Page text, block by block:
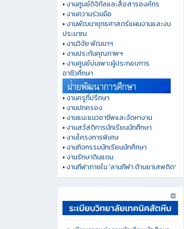
• งานศูนย์ดิจิทัลและสื่อสารองค์กร
• งานความร่วมมือ
•งานพัฒนายุทธศาสตร์แผนงานและงบ
ประมาณ
• งานวิจัย พัฒนาฯ
• งานประกันคุณภาพฯ
• งานศูนย์บ่มเพาะผู้ประกอบการ
อาชีวศึกษา
• งานครูที่ปรึกษา
• งานปกครอง
• งานแนะแนวอาชีพและจัดหางาน
• งานสวัสดิการนักเรียนนักศึกษา
• งานโครงการพิเศษ
• งานกิจกรรมนักเรียนนักศึกษา
• งานรักษาดินแดน
• งานกีฬาภายใน 'ลานกีฬา ต้านยาเสพติด'